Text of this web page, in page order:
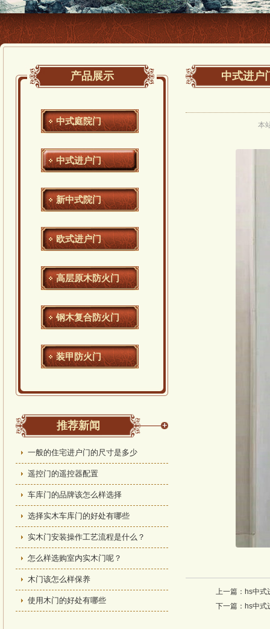
产品展示
中式庭院门
中式进户门
新中式院门
欧式进户门
高层原木防火门
钢木复合防火门
装甲防火门
推荐新闻
一般的住宅进户门的尺寸是多少
遥控门的遥控器配置
车库门的品牌该怎么样选择
选择实木车库门的好处有哪些
实木门安装操作工艺流程是什么？
怎么样选购室内实木门呢？
木门该怎么样保养
使用木门的好处有哪些
中式进户
本
上一篇： hs中式
下一篇： hs中式